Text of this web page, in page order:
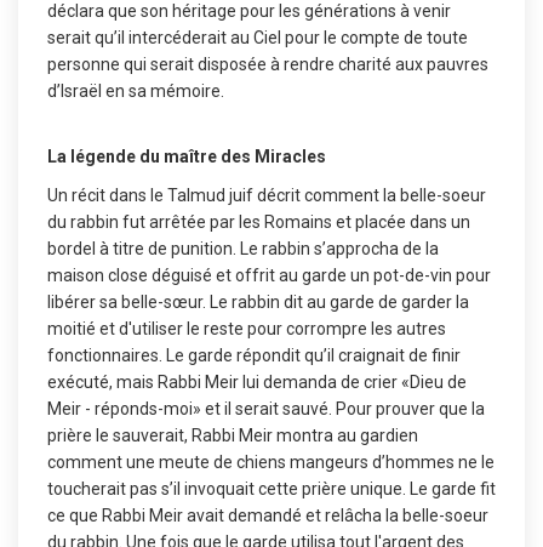
déclara que son héritage pour les générations à venir
serait qu’il intercéderait au Ciel pour le compte de toute
personne qui serait disposée à rendre charité aux pauvres
d’Israël en sa mémoire.
La légende du maître des Miracles
Un récit dans le Talmud juif décrit comment la belle-soeur
du rabbin fut arrêtée par les Romains et placée dans un
bordel à titre de punition. Le rabbin s’approcha de la
maison close déguisé et offrit au garde un pot-de-vin pour
libérer sa belle-sœur. Le rabbin dit au garde de garder la
moitié et d'utiliser le reste pour corrompre les autres
fonctionnaires. Le garde répondit qu’il craignait de finir
exécuté, mais Rabbi Meir lui demanda de crier «Dieu de
Meir - réponds-moi» et il serait sauvé. Pour prouver que la
prière le sauverait, Rabbi Meir montra au gardien
comment une meute de chiens mangeurs d’hommes ne le
toucherait pas s’il invoquait cette prière unique. Le garde fit
ce que Rabbi Meir avait demandé et relâcha la belle-soeur
du rabbin. Une fois que le garde utilisa tout l'argent des